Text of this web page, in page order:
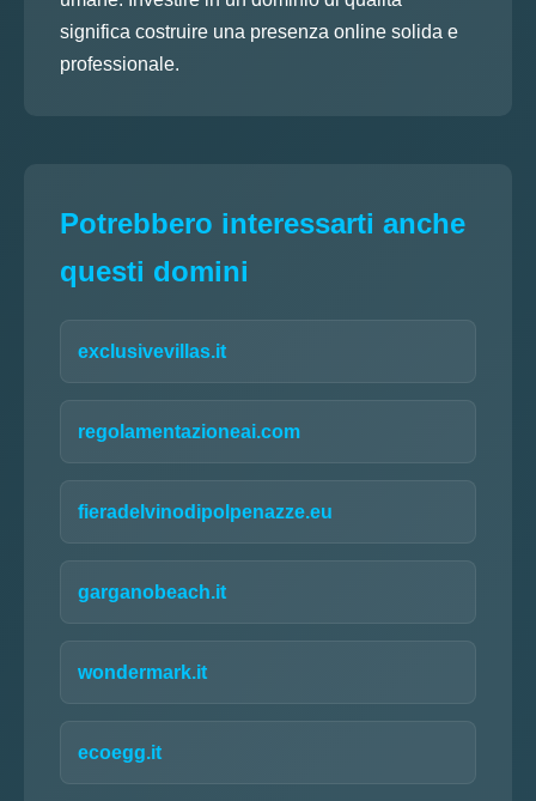
significa costruire una presenza online solida e
professionale.
Potrebbero interessarti anche
questi domini
exclusivevillas.it
regolamentazioneai.com
fieradelvinodipolpenazze.eu
garganobeach.it
wondermark.it
ecoegg.it